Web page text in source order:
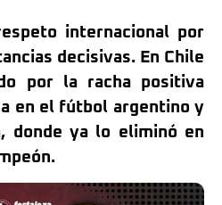
internacional por
decisivas. En Chile
por la racha positiva
en el fútbol argentino y
donde ya lo eliminó en